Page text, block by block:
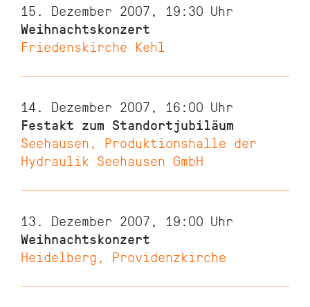
15. Dezember 2007, 19:30 Uhr
Weihnachtskonzert
Friedenskirche Kehl
14. Dezember 2007, 16:00 Uhr
Festakt zum Standortjubiläum
Seehausen, Produktionshalle der
Hydraulik Seehausen GmbH
13. Dezember 2007, 19:00 Uhr
Weihnachtskonzert
Heidelberg, Providenzkirche